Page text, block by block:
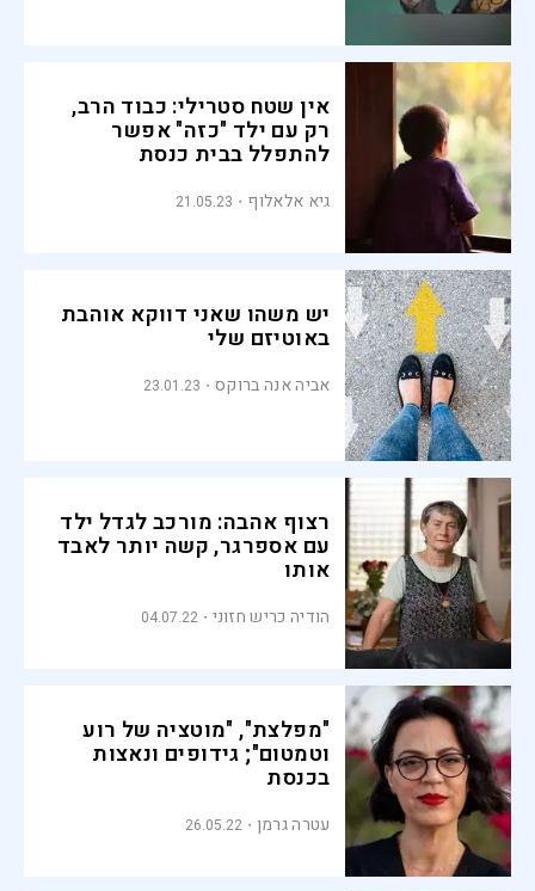
אין שטח סטרילי: כבוד הרב,
רק עם ילד "כזה" אפשר
להתפלל בבית כנסת
גיא אלאלוף 21.05.23
יש משהו שאני דווקא אוהבת
באוטיזם שלי
אביה אנה ברוקס 23.01.23
רצוף אהבה: מורכב לגדל ילד
עם אספרגר, קשה יותר לאבד
אותו
הודיה כריש חזוני 04.07.22
"מפלצת", "מוטציה של רוע
וטמטום"; גידופים ונאצות
בכנסת
עטרה גרמן 26.05.22